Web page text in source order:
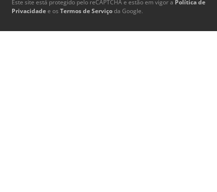
Este site está protegido pelo reCAPTCHA e estão em vigor a Política de
Privacidadee os Termos de Serviçoda Google.